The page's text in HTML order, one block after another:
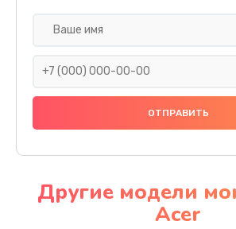
Ремонт подсветки
Настройка BIOS
Другие модели
Acer